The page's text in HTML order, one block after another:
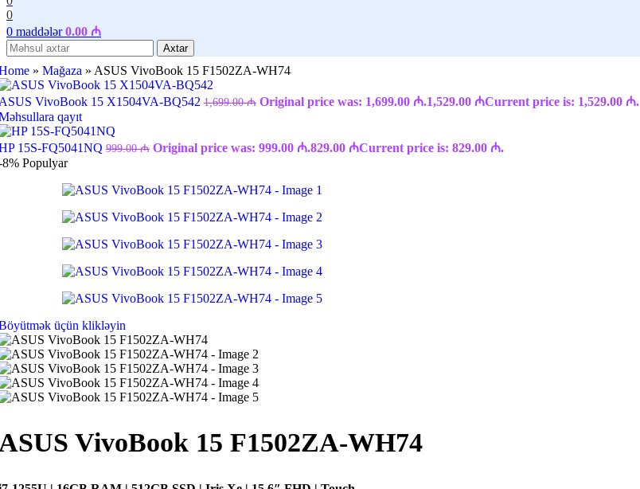
0
0 maddələr 0.00 ₼
Axtar
» Mağaza » ASUS VivoBook 15 F1502ZA-WH74
VivoBook 15 X1504VA-BQ542 1,699.00₼ Original price was: 1,699.00 ₼.1,529.00 ₼Current price is: 1,529.00 ₼.
qayıt
15S-FQ5041NQ 999.00₼ Original price was: 999.00 ₼.829.00 ₼Current price is: 829.00 ₼.
8% Populyar
üçün klikləyin
VivoBook 15 F1502ZA-WH74